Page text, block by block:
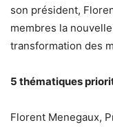
son président,
membres la
transformation des
5 thématiques
Florent Menegaux,